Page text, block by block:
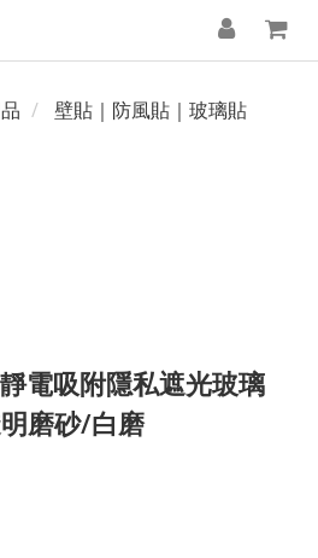
壁貼｜防風貼｜玻璃貼
電吸附隱私遮光玻璃
磨砂/白磨